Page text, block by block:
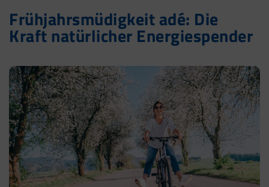
Frühjahrsmüdigkeit adé: Die
Kraft natürlicher Energiespender